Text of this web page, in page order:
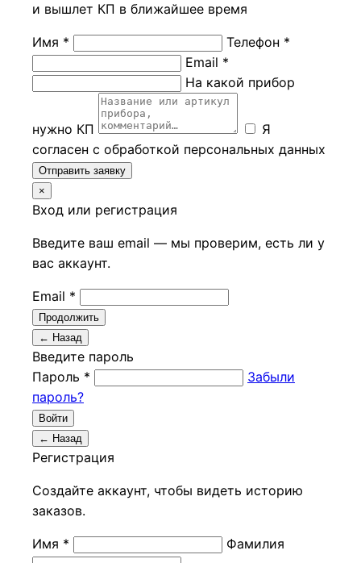
и вышлет КП в ближайшее время
Имя *
Телефон *
Email *
На какой прибор
нужно КП
Я
согласен с обработкой персональных данных
Отправить заявку
×
Вход или регистрация
Введите ваш email — мы проверим, есть ли у
вас аккаунт.
Email *
Продолжить
← Назад
Введите пароль
Пароль *
Забыли
пароль?
Войти
← Назад
Регистрация
Создайте аккаунт, чтобы видеть историю
заказов.
Имя * Фамилия